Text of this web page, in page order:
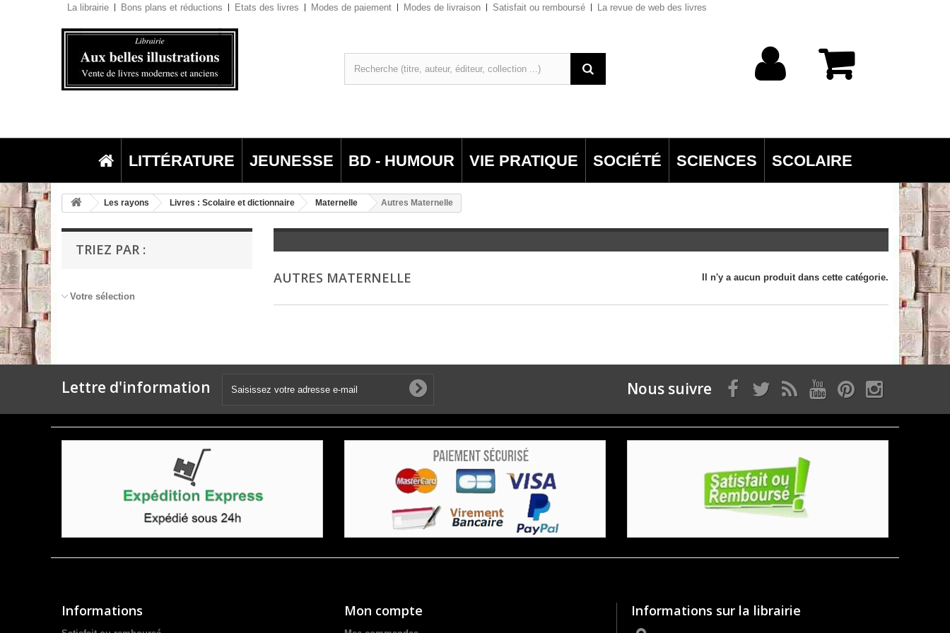
La librairie Bons plans et réductions Etats des livres Modes de paiement Modes de livraison Satisfait ou remboursé La revue de web des livres
LITTÉRATURE JEUNESSE BD - HUMOUR VIE PRATIQUE SOCIÉTÉ SCIENCES SCOLAIRE
Les rayons Livres : Scolaire et dictionnaire Maternelle Autres Maternelle
TRIEZ PAR :
Votre sélection
AUTRES MATERNELLE Il n'y a aucun produit dans cette catégorie.
Lettre d'information Nous suivre
Informations Mon compte Informations sur la librairie